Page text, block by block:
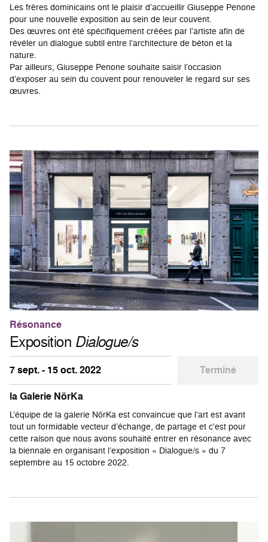
Les frères dominicains ont le plaisir d’accueillir Giuseppe Penone
pour une nouvelle exposition au sein de leur couvent.
Des œuvres ont été spécifiquement créées par l’artiste afin de
révéler un dialogue subtil entre l’architecture de béton et la
nature.
Par ailleurs, Giuseppe Penone souhaite saisir l’occasion
d’exposer au sein du couvent pour renouveler le regard sur ses
œuvres.
Résonance
Exposition Dialogue/s
7 sept. - 15 oct. 2022
Terminé
la Galerie NörKa
L’équipe de la galerie NörKa est convaincue que l’art est avant
tout un formidable vecteur d’échange, de partage et c’est pour
cette raison que nous avons souhaité entrer en résonance avec
la biennale en organisant l’exposition « Dialogue/s » du 7
septembre au 15 octobre 2022.